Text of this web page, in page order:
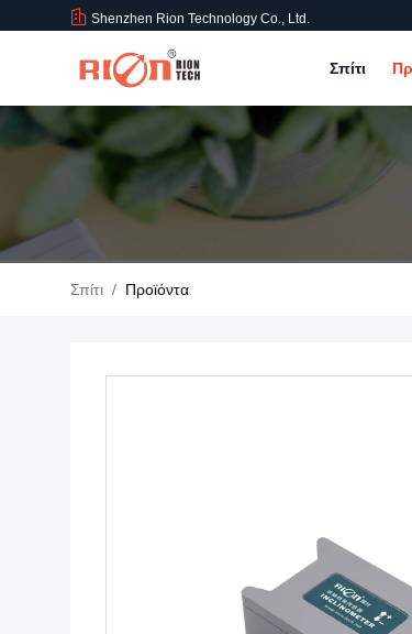
Shenzhen Rion Technology Co., Ltd.
Σπίτι
Σπίτι / Προϊόντα